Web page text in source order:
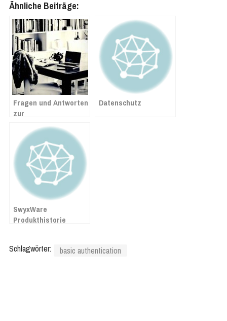
Ähnliche Beiträge:
Fragen und Antworten
zur
Mehrwertsteuersenkung
ab 1. Juli 2020 in
Lexware
Datenschutz
SwyxWare
Produkthistorie
Schlagwörter: basic authentication